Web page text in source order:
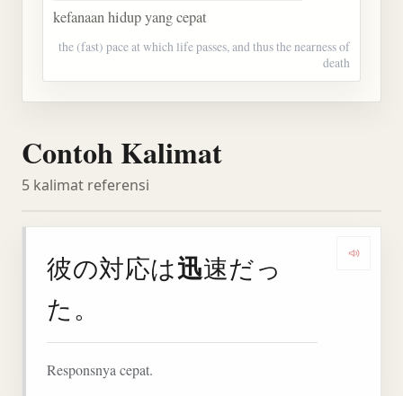
kefanaan hidup yang cepat
the (fast) pace at which life passes, and thus the nearness of
death
Contoh Kalimat
5 kalimat referensi
彼の対応は迅速だっ
た。
Responsnya cepat.